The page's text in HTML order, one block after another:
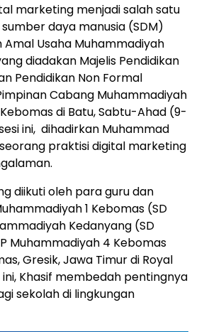
marketing menjadi salah satu
daya manusia (SDM)
Usaha Muhammadiyah
diadakan Majelis Pendidikan
Pendidikan Non Formal
Cabang Muhammadiyah
di Batu, Sabtu-Ahad (9-
ini, dihadirkan Muhammad
praktisi digital marketing
diikuti oleh para guru dan
1 Kebomas (SD
Kedanyang (SD
Muhammadiyah 4 Kebomas
Gresik, Jawa Timur di Royal
Khasif membedah pentingnya
sekolah di lingkungan